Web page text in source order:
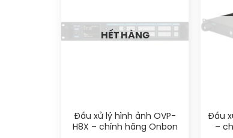
HẾT HÀNG
Đầu xử lý hình ảnh OVP-
H8X – chính hãng Onbon
Đầu
–